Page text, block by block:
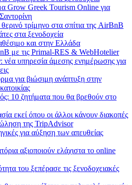
Grow Greek Tourism Online για
τρίμηνο στα σπίτια της AirBnB
στα ξενοδοχεία
και στην Ελλάδα
​με​ ​τις​ ​Primal-RES​ ​&​ ​WebHotelier
υπηρεσία άμεσης ενημέρωσης για
για βιώσιμη ανάπτυξη στην
10 ζητήματα που θα βρεθούν στο
εκεί όπου οι άλλοι κάνουν διακοπές
της TripAdvisor
για αύξηση των απευθείας
αξιοποιούν ελάχιστα το online
του ξεπέρασε τις ξενοδοχειακές